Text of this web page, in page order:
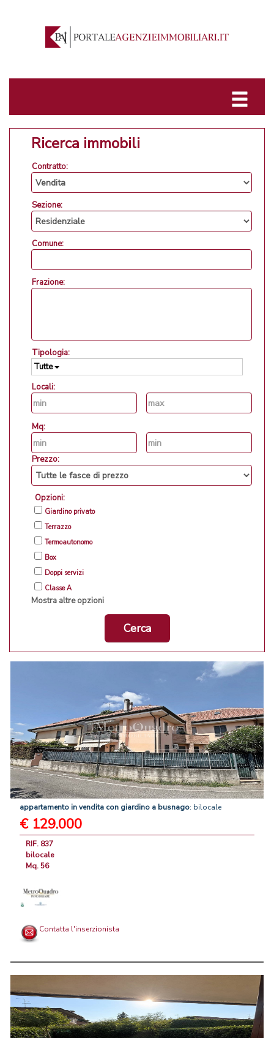
Ricerca immobili
Contratto:
Sezione:
Comune:
Frazione:
Tipologia:
Tutte
Locali:
Mq:
Prezzo:
Opzioni:
Giardino privato
Terrazzo
Termoautonomo
Box
Doppi servizi
Classe A
Mostra altre opzioni
Cerca
appartamento invendita con giardino a busnago: bilocale
€ 129.000
RIF. 837
bilocale
Mq. 56
Contatta l'inserzionista